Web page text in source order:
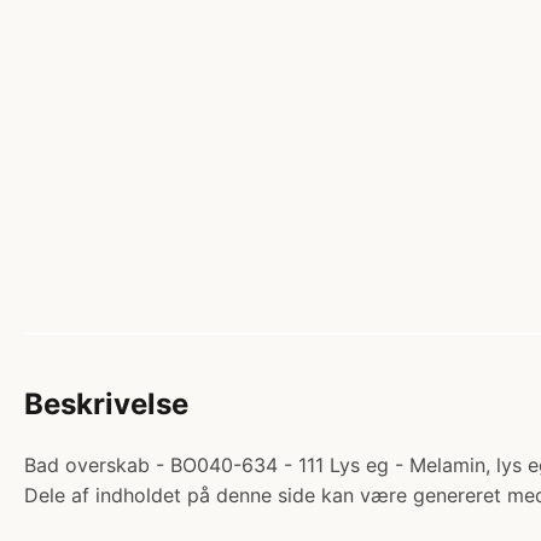
Beskrivelse
Bad overskab - BO040-634 - 111 Lys eg - Melamin, lys
Dele af indholdet på denne side kan være genereret